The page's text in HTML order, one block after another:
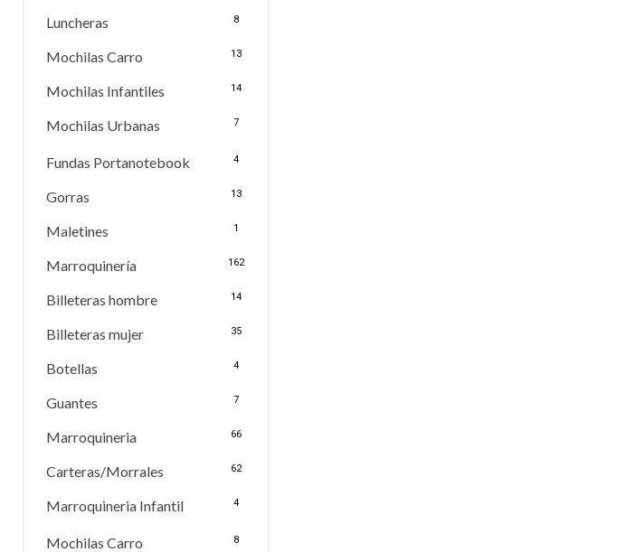
Luncheras 8
Mochilas Carro 13
Mochilas Infantiles 14
Mochilas Urbanas 7
Fundas Portanotebook 4
Gorras 13
Maletines 1
Marroquinería 162
Billeteras hombre 14
Billeteras mujer 35
Botellas 4
Guantes 7
Marroquineria 66
Carteras/Morrales 62
Marroquineria Infantil 4
Mochilas Carro 8